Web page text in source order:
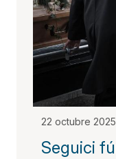
22 octubre 2025
Seguici